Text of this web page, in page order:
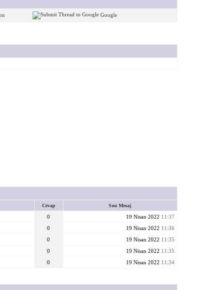
Google
Cevap Son Mesaj
0 19 Nisan 2022 11:37
0 19 Nisan 2022 11:36
0 19 Nisan 2022 11:35
0 19 Nisan 2022 11:35
0 19 Nisan 2022 11:34